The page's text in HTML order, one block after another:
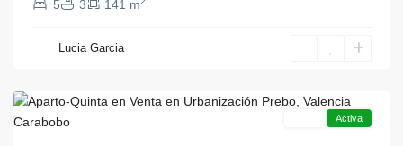
5 3 141 m
Lucia Garcia
Prebo,
Activa